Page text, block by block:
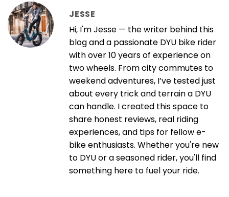
JESSE
Hi, I'm Jesse — the writer behind this
blog and a passionate DYU bike rider
with over 10 years of experience on
two wheels. From city commutes to
weekend adventures, I’ve tested just
about every trick and terrain a DYU
can handle. I created this space to
share honest reviews, real riding
experiences, and tips for fellow e-
bike enthusiasts. Whether you're new
to DYU or a seasoned rider, you'll find
something here to fuel your ride.